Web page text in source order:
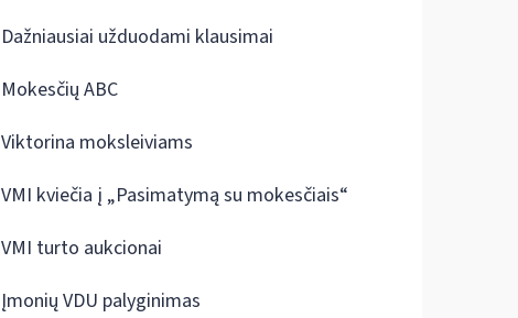
Dažniausiai užduodami klausimai
Mokesčių ABC
Viktorina moksleiviams
VMI kviečia į „Pasimatymą su mokesčiais“
VMI turto aukcionai
Įmonių VDU palyginimas